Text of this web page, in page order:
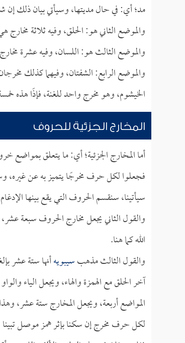
مد؛ أي: في حال مديتها، وسيأتي بيان ذلك إن
والموضع الثاني هو: الحلق، وفيه ثلاثة
والموضع الثالث هو: اللسان، وفيه عشرة
والموضع الرابع: الشفتان، وفيهما كذلك
الخيشوم، وهو مخرج واحد للغنة، فإذًا هذه
المخارج الجزئية للحروف
أما المخارج الجزئية؛ أي: ما يتعلق
فجعلوا لكل حرف مخرجًا يتميز به عن غيره،
سيأتينا، سنقسم الحروف التي يقع بينها
والقول الثاني يجعل مخارج الحروف سبعة
الله كما هنا.
والقول الثالث مذهبسيبويهأنها ستة عشر
آخر الحلق مع الهمزة والهاء، ويجعل الياء
المواضع أربعة، ويجعل المخارج ستة عشر،
لكل حرف مخرج إن سكنا بإثر همز موصل تبينا